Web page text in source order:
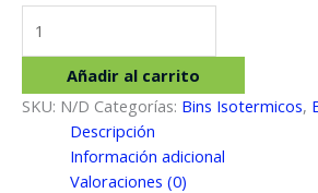
800
cantidad
Añadir al carrito
SKU: N/D Categorías: Bins Isotermicos,
Descripción
Información adicional
Valoraciones (0)